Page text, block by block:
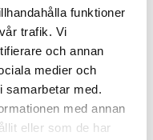
funktioner
trafik. Vi
och annan
medier och
med.
med annan
eller som de har
2024